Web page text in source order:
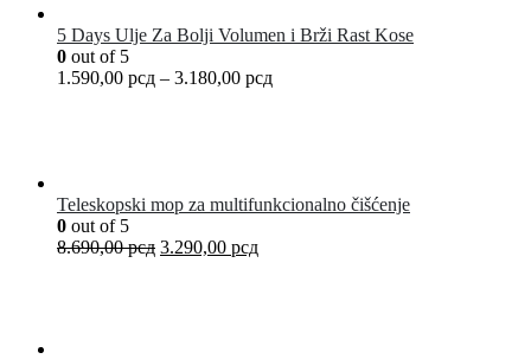
5 Days Ulje Za Bolji Volumen i Brži Rast Kose
0 out of 5
1.590,00 рсд – 3.180,00 рсд
Teleskopski mop za multifunkcionalno čišćenje
0 out of 5
8.690,00рсд 3.290,00 рсд